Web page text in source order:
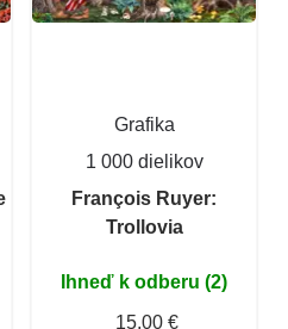
Grafika
1 000 dielikov
François Ruyer:
Trollovia
Ihneď k odberu (2)
15,00 €